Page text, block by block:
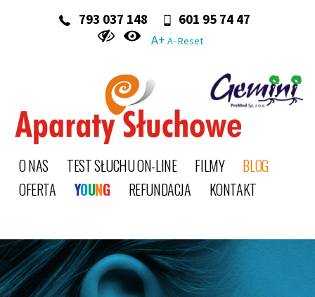
‭ 793 037 148‬ 601 95 74 47
A+ A-Reset
O NAS TEST SŁUCHU ON-LINE FILMY
BLOG
OFERTA
YOUNG REFUNDACJA KONTAKT